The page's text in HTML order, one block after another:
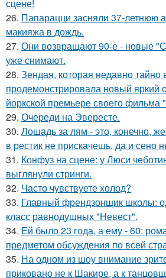
сцене!
26. Папарацци засняли 37-летнюю
макияжа в дождь.
27. Они возвращают 90-е - новые
уже снимают.
28. Зендая, которая недавно
продемонстрировала новый яркий
йоркской премьере своего фильма
29. Очереди на Эвересте.
30. Лошадь за лям - это, конечно,
в рестик не прискачешь, да и сено
31. Конфуз на сцене: у Люси
выглянули стринги.
32. Часто чувствуете холод?
33. Главный френдзонщик школы:
класс равнодушных "Невест".
34. Ей было 23 года, а ему - 60:
предметом обсуждения по всей
35. На одном из шоу внимание
приковано не к Шакире, а к